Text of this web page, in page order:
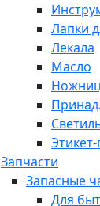
Лапки
Лекала
Масло
Запчасти
Запасные
Для